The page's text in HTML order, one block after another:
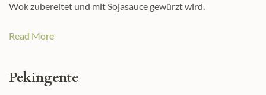
Wok zubereitet und mit Sojasauce gewürzt wird.
Read More
Pekingente